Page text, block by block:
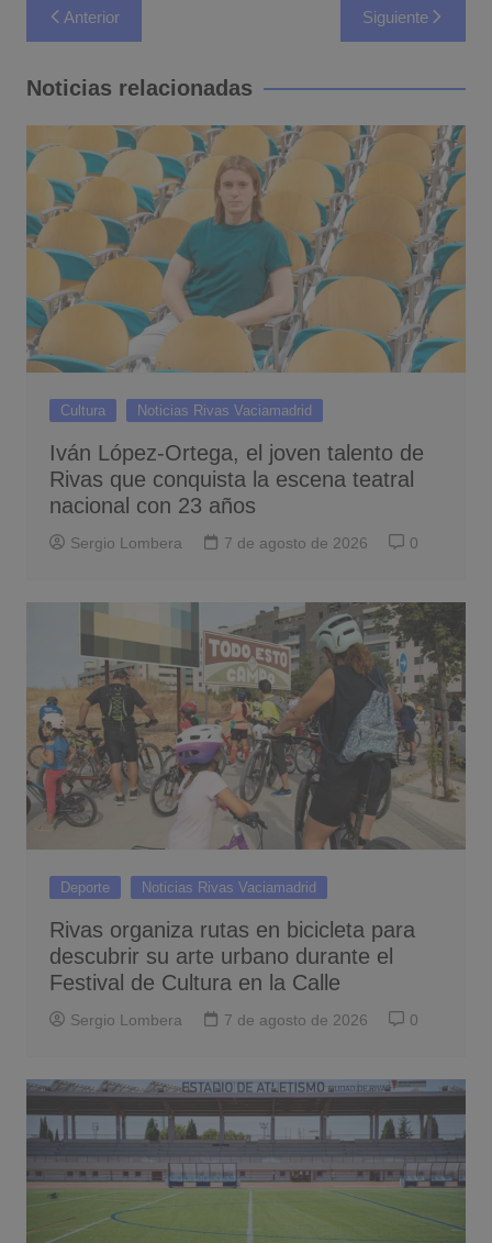
Navegación
de
entradas
Anterior Siguiente
Noticias relacionadas
Cultura Noticias Rivas Vaciamadrid
Iván López-Ortega, el joven talento de
Rivas que conquista la escena teatral
nacional con 23 años
Sergio Lombera 7 de agosto de 2026 0
Deporte Noticias Rivas Vaciamadrid
Rivas organiza rutas en bicicleta para
descubrir su arte urbano durante el
Festival de Cultura en la Calle
Sergio Lombera 7 de agosto de 2026 0